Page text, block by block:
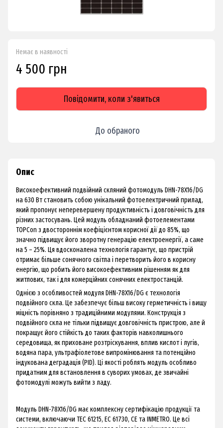
Немає в наявності
4 500 грн
Повідомити, коли з'явиться
До обраного
Опис
Високоефективний подвійний скляний фотомодуль DHN-78X16/DG
на 630 Вт становить собою унікальний фотоелектричний прилад,
який пропонує неперевершену продуктивність і довговічність для
різних застосувань. Цей модуль обладнаний фотоелементами
TOPCon з двостороннім коефіцієнтом корисної дії до 85%, що
значно підвищує його зворотну генерацію електроенергії, а саме
на 5 – 25%. Ця вдосконалена технологія гарантує, що пристрій
отримає більше сонячного світла і перетворить його в корисну
енергію, що робить його високоефективним рішенням як для
житлових, так і для комерційних сонячних електростанцій.
Однією з особливостей модуля DHN-78X16/DG є технологія
подвійного скла. Це забезпечує більш високу герметичність і вищу
міцність порівняно з традиційними модулями. Конструкція з
подвійного скла не тільки підвищує довговічність пристрою, але й
покращує його стійкість до таких факторів навколишнього
середовища, як приховане розтріскування, вплив кислот і лугів,
водяна пара, ультрафіолетове випромінювання та потенційно
індукована деградація (PID). Ці якості роблять модуль особливо
придатним для встановлення в суворих умовах, де звичайні
фотомодулі можуть вийти з ладу.
Модуль DHN-78X16/DG має комплексну сертифікацію продукції та
системи, включаючи TEC 61215, EC 61730, CE та INMETRO. Це всі